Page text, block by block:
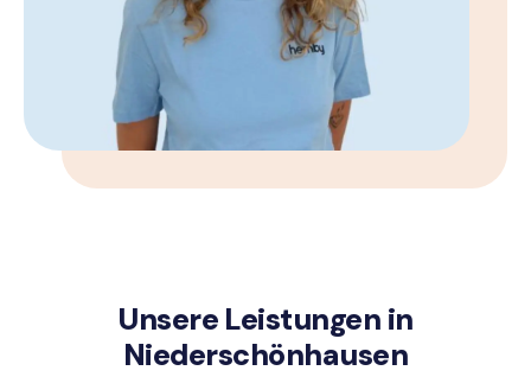
Unsere Leistungen in
Niederschönhausen